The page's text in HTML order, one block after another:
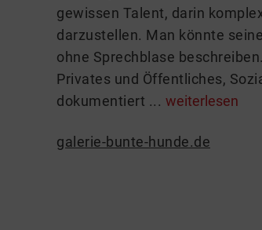
gewissen Talent, darin
darzustellen. Man könnte
ohne Sprechblase
Privates und Öffentliches,
dokumentiert ... weiterlesen
galerie-bunte-hunde.de